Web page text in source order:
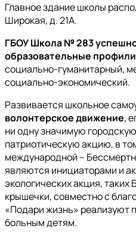
Главное здание школы
Широкая, д. 21А.
ГБОУ Школа № 283
образовательные
социально-гуманитарный,
социально-экономический.
Развивается школьное
волонтерское движение,
ни одну значимую
патриотическую акцию, в
международной –
являются инициаторами и
экологических акция,
крышечки, совместно с
«Подари жизнь» реализуют
больным детям.